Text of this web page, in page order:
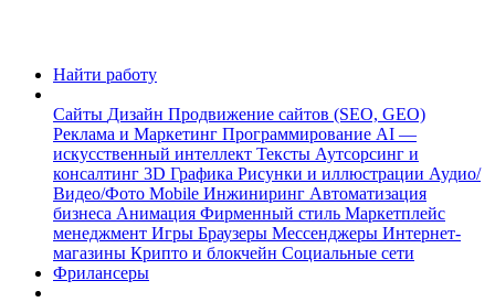
Найти работу
Сайты Дизайн Продвижение сайтов (SEO, GEO)
Реклама и Маркетинг Программирование AI —
искусственный интеллект Тексты Аутсорсинг и
консалтинг 3D Графика Рисунки и иллюстрации Аудио/
Видео/Фото Mobile Инжиниринг Автоматизация
бизнеса Анимация Фирменный стиль Маркетплейс
менеджмент Игры Браузеры Мессенджеры Интернет-
магазины Крипто и блокчейн Социальные сети
Фрилансеры